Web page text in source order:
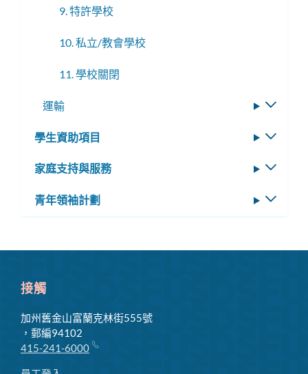
9. 特許學校
10. 私立/教會學校
11. 學校關閉
運輸
學生資助項目
家庭支持與服務
青年領袖計劃
選
接觸
加州舊金山富蘭克林街555號
，郵編94102
415-241-6000